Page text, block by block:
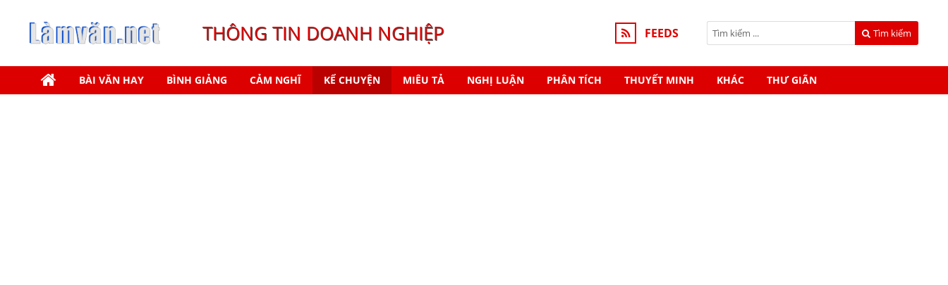
THÔNG TIN DOANH NGHIỆP FEEDS Tìm kiếm
BÀI VĂN HAY BÌNH GIẢNG CẢM NGHĨ KỂ CHUYỆN MIÊU TẢ NGHỊ LUẬN PHÂN TÍCH THUYẾT MINH KHÁC THƯ GIÃN